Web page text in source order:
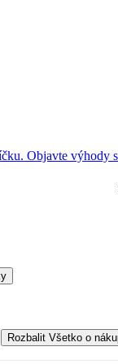
Objavte výhody
Rozbalit Všetko o